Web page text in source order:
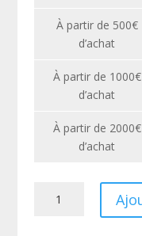
À partir de 500€
d’achat
À partir de 1000€
d’achat
À partir de 2000€
d’achat